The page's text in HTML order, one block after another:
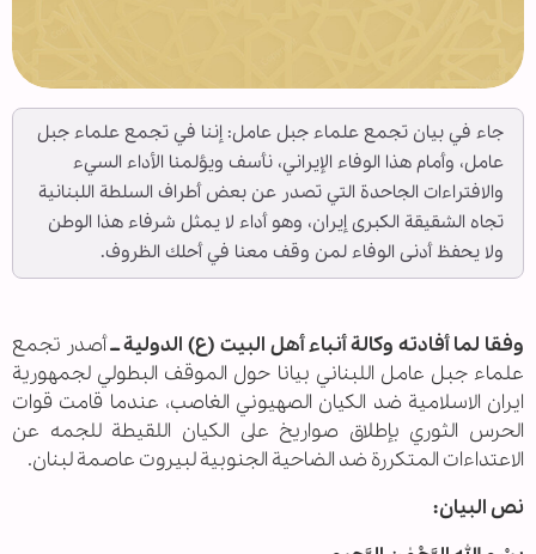
جاء في بيان تجمع علماء جبل عامل: إننا في تجمع علماء جبل
عامل، وأمام هذا الوفاء الإيراني، نأسف ويؤلمنا الأداء السيء
والافتراءات الجاحدة التي تصدر عن بعض أطراف السلطة اللبنانية
تجاه الشقيقة الكبرى إيران، وهو أداء لا يمثل شرفاء هذا الوطن
ولا يحفظ أدنى الوفاء لمن وقف معنا في أحلك الظروف.
وفقا لما أفادته وكالة أنباء أهل البيت (ع) الدولية ــأصدر تجمع
علماء جبل عامل اللبناني بيانا حول الموقف البطولي لجمهورية
ايران الاسلامية ضد الكيان الصهيوني الغاصب، عندما قامت قوات
الحرس الثوري بإطلاق صواريخ على الكيان اللقيطة للجمه عن
الاعتداءات المتكررة ضد الضاحية الجنوبية لبيروت عاصمة لبنان.
نص البيان: